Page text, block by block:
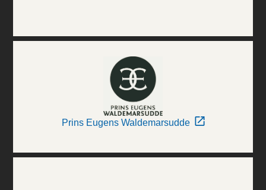
Prins Eugens Waldemarsudde